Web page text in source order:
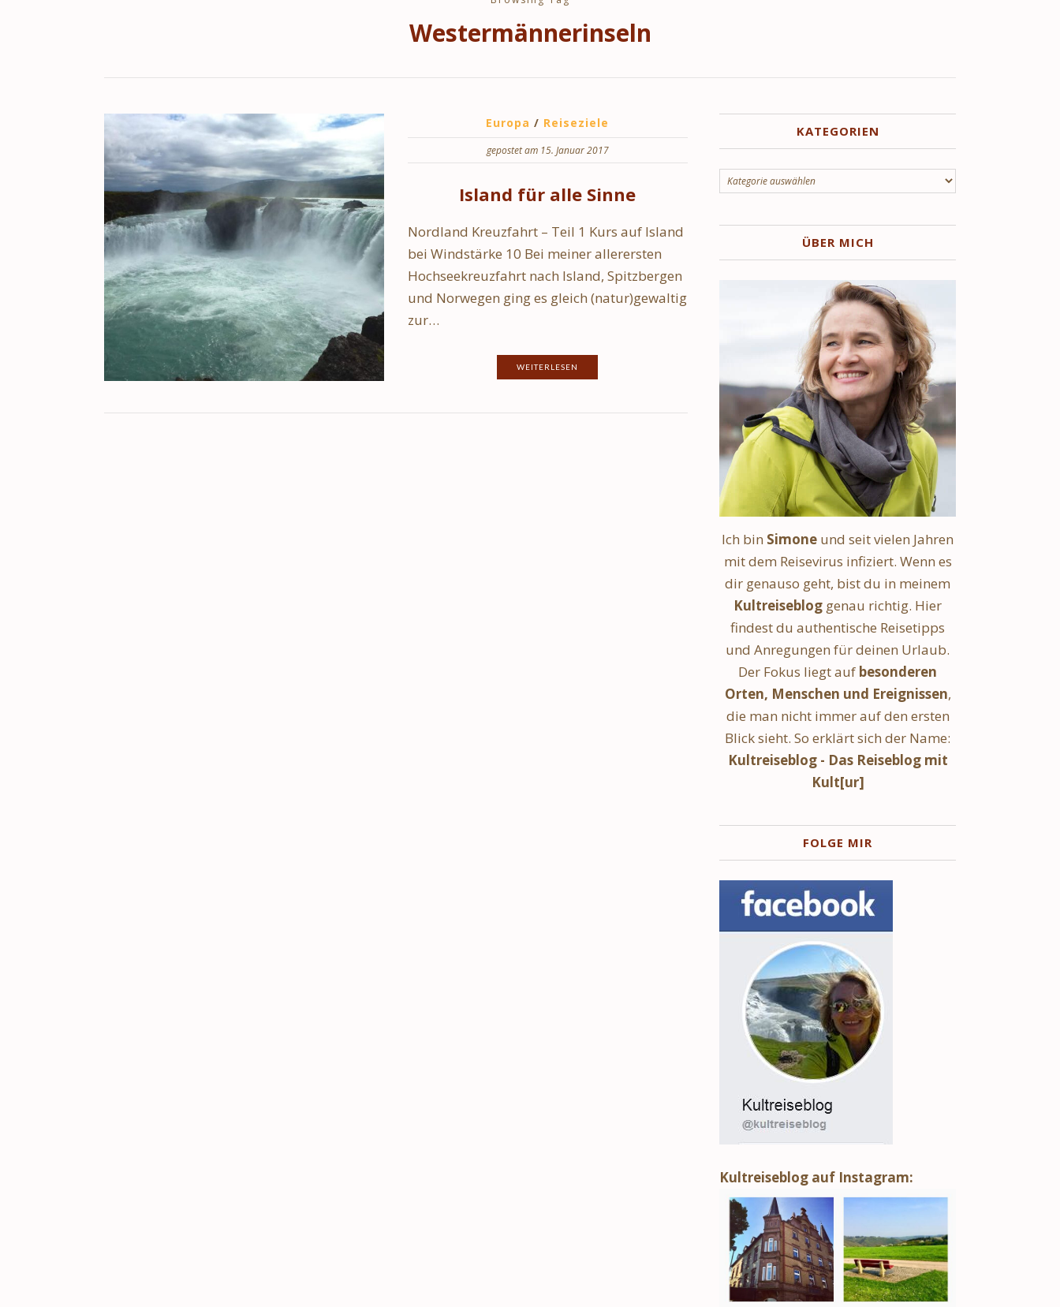
Westermännerinseln
Europa / Reiseziele
gepostet am 15. Januar 2017
Island für alle Sinne
Nordland Kreuzfahrt – Teil 1 Kurs auf Island
bei Windstärke 10 Bei meiner allerersten
Hochseekreuzfahrt nach Island, Spitzbergen
und Norwegen ging es gleich (natur)gewaltig
zur…
WEITERLESEN
KATEGORIEN
Kategorien
ÜBER MICH
Ich bin Simone und seit vielen Jahren
mit dem Reisevirus infiziert. Wenn es
dir genauso geht, bist du in meinem
Kultreiseblog genau richtig. Hier
findest du authentische Reisetipps
und Anregungen für deinen Urlaub.
Der Fokus liegt auf besonderen
Orten, Menschen und Ereignissen,
die man nicht immer auf den ersten
Blick sieht. So erklärt sich der Name:
Kultreiseblog - Das Reiseblog mit
Kult[ur]
FOLGE MIR
Kultreiseblog auf Instagram: